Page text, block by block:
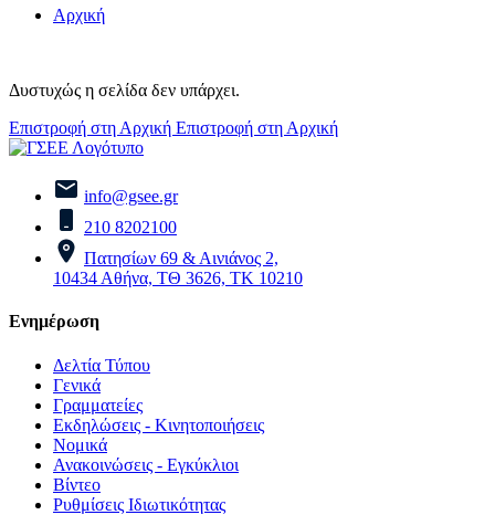
Αρχική
Δυστυχώς η σελίδα δεν υπάρχει.
Επιστροφή στη Αρχική Επιστροφή στη Αρχική
info@gsee.gr
210 8202100
Πατησίων 69 & Αινιάνος 2,
10434 Αθήνα, ΤΘ 3626, ΤΚ 10210
Ενημέρωση
Δελτία Τύπου
Γενικά
Γραμματείες
Εκδηλώσεις - Κινητοποιήσεις
Νομικά
Ανακοινώσεις - Εγκύκλιοι
Βίντεο
Ρυθμίσεις Ιδιωτικότητας